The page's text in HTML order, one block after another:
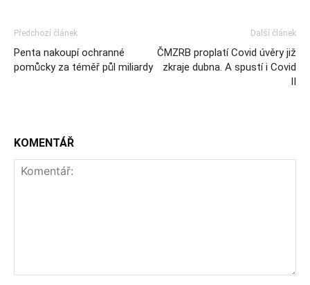
Předchozí článek
Penta nakoupí ochranné
pomůcky za téměř půl miliardy
Další článek
ČMZRB proplatí Covid úvěry již
zkraje dubna. A spustí i Covid
II
KOMENTÁŘ